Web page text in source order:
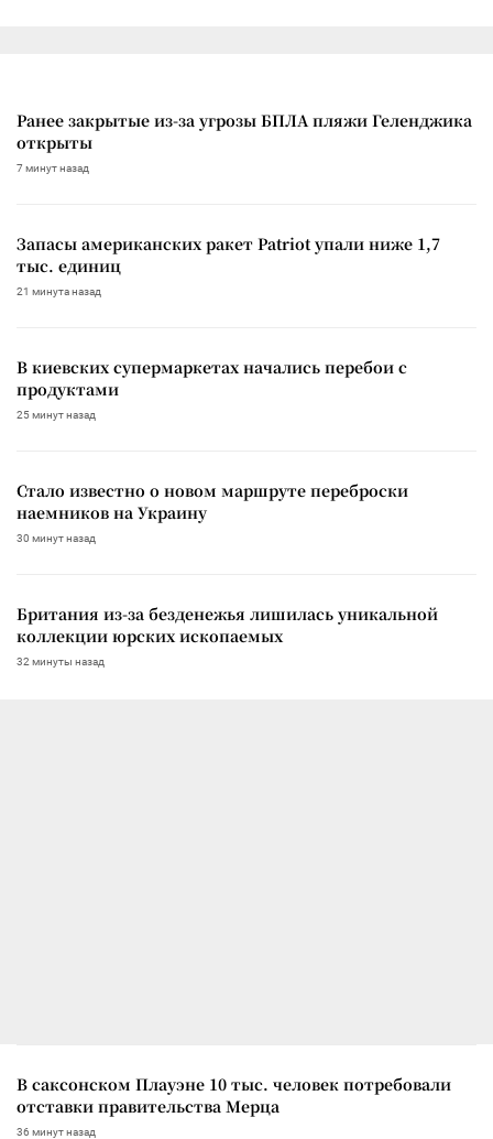
Ранее закрытые из-за угрозы БПЛА пляжи Геленджика
открыты
7 минут назад
Запасы американских ракет Patriot упали ниже 1,7
тыс. единиц
21 минута назад
В киевских супермаркетах начались перебои с
продуктами
25 минут назад
Стало известно о новом маршруте переброски
наемников на Украину
30 минут назад
Британия из-за безденежья лишилась уникальной
коллекции юрских ископаемых
32 минуты назад
В саксонском Плауэне 10 тыс. человек потребовали
отставки правительства Мерца
36 минут назад